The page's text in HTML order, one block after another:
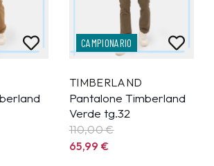
CAMPIONARIO
TIMBERLAND
Pantalone Timberland
Verde tg.32
110,00 €
65,99€